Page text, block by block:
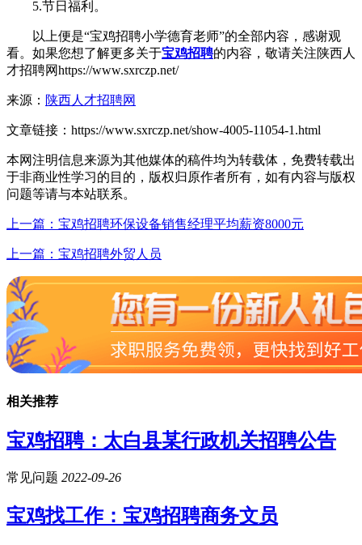
5.节日福利。
以上便是“宝鸡招聘小学德育老师”的全部内容，感谢观
看。如果您想了解更多关于宝鸡招聘的内容，敬请关注陕西人
才招聘网https://www.sxrczp.net/
来源： 陕西人才招聘网
文章链接： https://www.sxrczp.net/show-4005-11054-1.html
本网注明信息来源为其他媒体的稿件均为转载体，免费转载出
于非商业性学习的目的，版权归原作者所有，如有内容与版权
问题等请与本站联系。
上一篇：宝鸡招聘环保设备销售经理平均薪资8000元
上一篇：宝鸡招聘外贸人员
相关推荐
宝鸡招聘：太白县某行政机关招聘公告
常见问题 2022-09-26
宝鸡找工作：宝鸡招聘商务文员